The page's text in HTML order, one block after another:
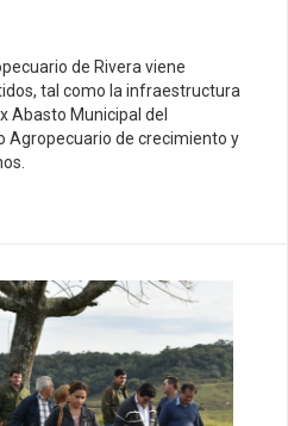
de Rivera viene
tal como la infraestructura
Abasto Municipal del
Agropecuario de crecimiento y